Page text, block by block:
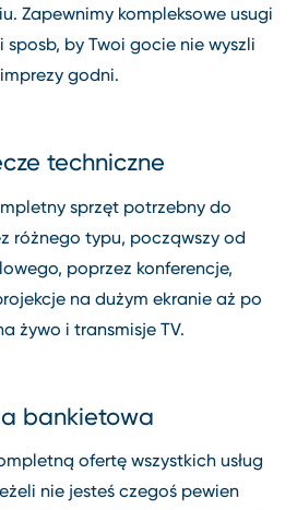
Zapewnimy kompleksowe usugi
by Twoi gocie nie wyszli
godni.
techniczne
sprzęt potrzebny do
różnego typu, począwszy od
poprzez konferencje,
na dużym ekranie aż po
żywo i transmisje TV.
bankietowa
ofertę wszystkich usług
nie jesteś czegoś pewien